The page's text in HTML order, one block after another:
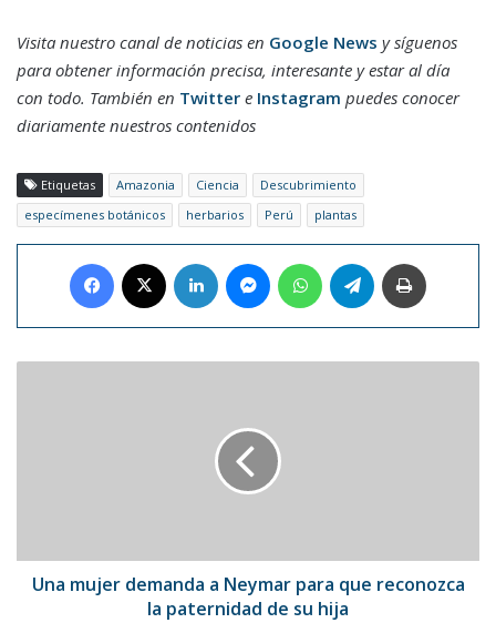
Visita nuestro canal de noticias en Google News y síguenos
para obtener información precisa, interesante y estar al día
con todo. También en Twitter e Instagram puedes conocer
diariamente nuestros contenidos
Etiquetas Amazonia Ciencia
Descubrimiento
especímenes botánicos
herbarios Perú plantas
Facebook LinkedIn MessengerWhatsAppTelegram
la
paternidad
Una mujer demanda a Neymar para que reconozca
la paternidad de su hija